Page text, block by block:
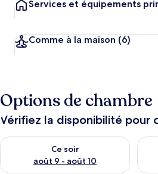
Services et équipements
Comme à la maison (6)
Options de chambre
Vérifiez la disponibilité pour
Ce soir
août 9 - août 10
Vérifier la disponibilité pour ce soir